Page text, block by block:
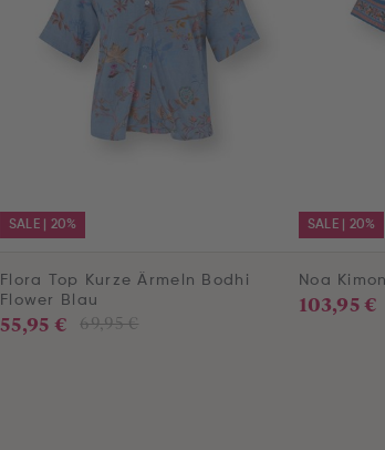
SALE | 20%
Flora Top Kurze Ärmeln Bodhi
Flower Blau
69,95 €
55,95 €
SALE | 20%
Noa
103,95 €